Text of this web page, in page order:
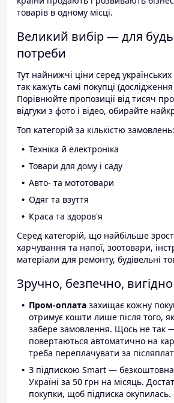
товарів в одному місці.
Великий вибір — для
потреби
Тут найнижчі ціни серед
так кажуть самі покупці
Порівнюйте пропозиції від тисяч
відгуки з фото і відео, обирайте
Топ категорій за кількістю замовлень:
Техніка й електроніка
Товари для дому і саду
Авто- та мототовари
Одяг та взуття
Краса та здоров'я
Серед категорій, що найбільше
харчування та напої, зоотовари,
матеріали для ремонту, будівельні
Зручно, безпечно, вигідно
Пром-оплата захищає кожну
отримує кошти лише після того,
забере замовлення. Щось не так
повертаються автоматично на
треба переплачувати за
З підпискою Smart — безкоштовна
Україні за 50 грн на місяць.
покупки, щоб підписка окупилась.